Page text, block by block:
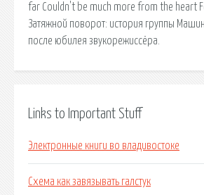
far Couldn't be much more from the heart
Затяжной поворот: история группы
после юбилея звукорежиссёра.
Links to Important Stuff
Электронные книги во владивостоке
Схема как завязывать галстук